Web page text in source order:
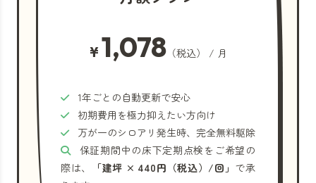
¥1,078（税込） / 月
1年ごとの自動更新で安心
初期費用を極力抑えたい方向け
万が一のシロアリ発生時、完全無料駆除
保証期間中の床下定期点検をご希望の
際は、
「建坪 × 440円（税込）/回」 で承